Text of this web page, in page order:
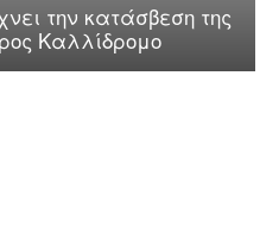
την κατάσβεση της
Καλλίδρομο